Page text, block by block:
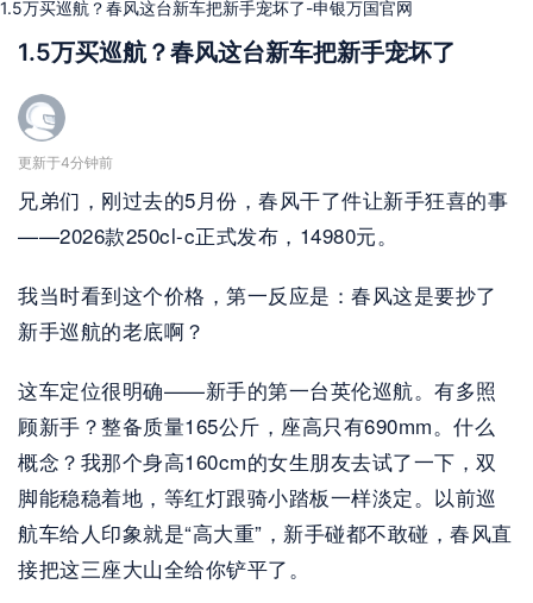
1.5万买巡航？春风这台新车把新手宠坏了-申银万国官网
1.5万买巡航？春风这台新车把新手宠坏了
更新于4分钟前
兄弟们，刚过去的5月份，春风干了件让新手狂喜的事
——2026款250cl-c正式发布，14980元。
我当时看到这个价格，第一反应是：春风这是要抄了
新手巡航的老底啊？
这车定位很明确——新手的第一台英伦巡航。有多照
顾新手？整备质量165公斤，座高只有690mm。什么
概念？我那个身高160cm的女生朋友去试了一下，双
脚能稳稳着地，等红灯跟骑小踏板一样淡定。以前巡
航车给人印象就是“高大重”，新手碰都不敢碰，春风直
接把这三座大山全给你铲平了。